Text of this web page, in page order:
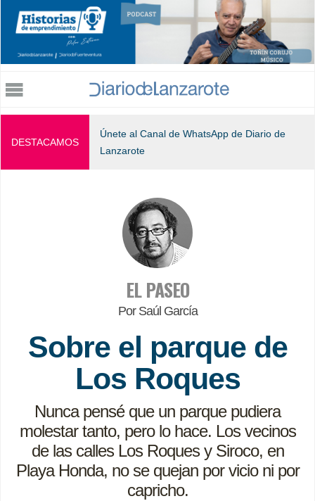
Jump to navigation
DESTACAMOS
Únete al Canal de WhatsApp de Diario de
Lanzarote
EL PASEO
Por Saúl García
Sobre el parque de
Los Roques
Nunca pensé que un parque pudiera
molestar tanto, pero lo hace. Los vecinos
de las calles Los Roques y Siroco, en
Playa Honda, no se quejan por vicio ni por
capricho.